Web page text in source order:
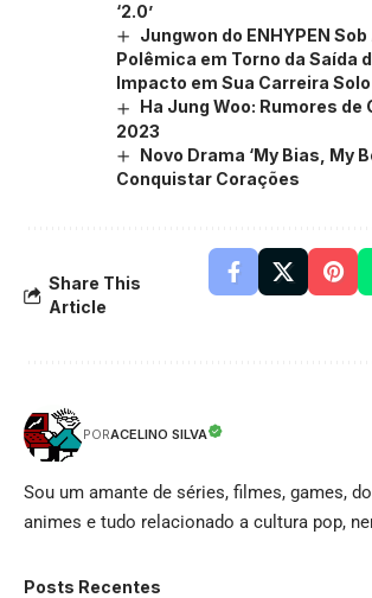
‘2.0’
Jungwon do ENHYPEN
Polêmica em Torno da Saída
Impacto em Sua Carreira Solo
Ha Jung Woo: Rumores
2023
Novo Drama ‘My Bias, My
Conquistar Corações
Share This
Article
PORACELINO SILVA
Sou um amante de séries, filmes, games,
animes e tudo relacionado a cultura pop,
Posts Recentes